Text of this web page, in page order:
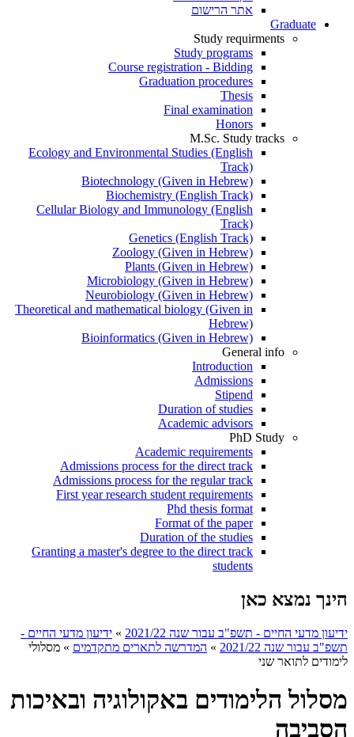
אתר הרישום
Graduate
Study requirments
Study programs
Course registration - Bidding
Graduation procedures
Thesis
Final examination
Honors
M.Sc. Study tracks
Ecology and Environmental Studies (English
Track)
Biotechnology (Given in Hebrew)
Biochemistry (English Track)
Cellular Biology and Immunology (English
Track)
Genetics (English Track)
Zoology (Given in Hebrew)
Plants (Given in Hebrew)
Microbiology (Given in Hebrew)
Neurobiology (Given in Hebrew)
Theoretical and mathematical biology (Given in
Hebrew)
Bioinformatics (Given in Hebrew)
General info
Introduction
Admissions
Stipend
Duration of studies
Academic advisors
PhD Study
Academic requirements
Admissions process for the direct track
Admissions process for the regular track
First year research student requirements
Phd thesis format
Format of the paper
Duration of the studies
Granting a master's degree to the direct track
students
הינך נמצא כאן
ידיעון מדעי החיים - תשפ"ב עבור שנה 2021/22 » ידיעון מדעי החיים -
תשפ"ב עבור שנה 2021/22
» המדרשה לתארים מתקדמים » מסלולי
לימודים לתואר שני
מסלול הלימודים באקולוגיה ובאיכות
הסביבה